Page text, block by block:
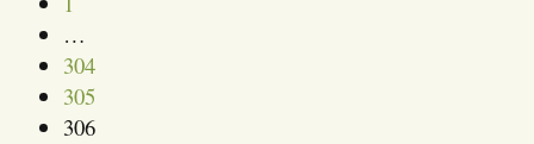
…
304
305
306